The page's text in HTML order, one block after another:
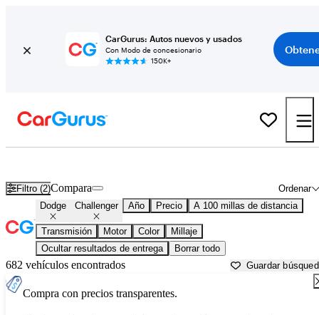
CarGurus: Autos nuevos y usados
Con Modo de concesionario
150K+
Filtro (2) Ordenar
Compara
Dodge Challenger Año Precio A 100 millas de distancia
Transmisión Motor Color
Millaje
Ocultar resultados de entrega
Borrar todo
682 vehículos encontrados Guardar
Compra con precios transparentes.